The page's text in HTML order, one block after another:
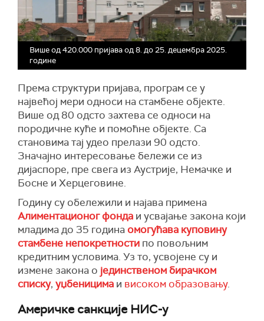
Више од 420.000 пријава од 8. до 25. децембра 2025.
године
Према структури пријава, програм се у
највећој мери односи на стамбене објекте.
Више од 80 одсто захтева се односи на
породичне куће и помоћне објекте. Са
становима тај удео прелази 90 одсто.
Значајно интересовање бележи се из
дијаспоре, пре свега из Аустрије, Немачке и
Босне и Херцеговине.
Годину су обележили и најава примена
Алиментационог фонда и усвајање закона који
младима до 35 година омогућава куповину
стамбене непокретности по повољним
кредитним условима. Уз то, усвојене су и
измене закона о јединственом бирачком
списку, уџбеницима и високом образовању.
Америчке санкције НИС-у